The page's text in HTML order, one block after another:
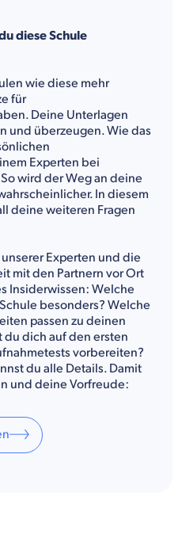
diese Schule
wie diese mehr
für
Deine Unterlagen
und überzeugen. Wie das
Experten bei
wird der Weg an deine
In diesem
deine weiteren Fragen
Experten und die
mit den Partnern vor Ort
Insiderwissen: Welche
besonders? Welche
passen zu deinen
du dich auf den ersten
vorbereiten?
du alle Details. Damit
und deine Vorfreude: